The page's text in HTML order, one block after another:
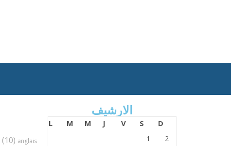
(10) anglais
الارشيف
L M M J V S D
1 2